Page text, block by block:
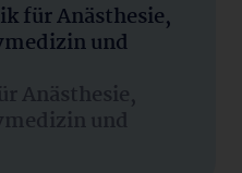
für Anästhesie,
und
Anästhesie,
und